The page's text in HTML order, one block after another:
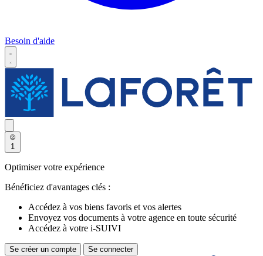
Besoin d'aide
1
Optimiser votre expérience
Bénéficiez d'avantages clés :
Accédez à vos biens favoris et vos alertes
Envoyez vos documents à votre agence en toute sécurité
Accédez à votre i-SUIVI
Se créer un compte Se connecter